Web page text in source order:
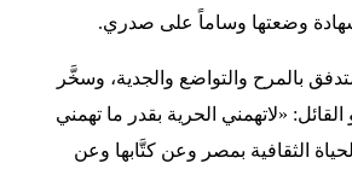
شهادة وضعتها وساماً على صدري.
بالمرح والتواضع والجدية، وسخَّر
«لاتهمني الحرية بقدر ما تهمني
الثقافية بمصر وعن كتَّابها وعن